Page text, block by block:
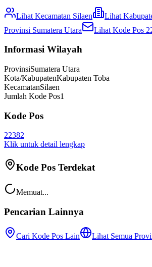
Lihat Kecamatan Silaen Lihat
Provinsi Sumatera Utara Lihat Kode Pos
Informasi Wilayah
ProvinsiSumatera Utara
Kota/KabupatenKabupaten Toba
KecamatanSilaen
Jumlah Kode Pos1
Kode Pos
22382
Klik untuk detail lengkap
Kode Pos Terdekat
Memuat...
Pencarian Lainnya
Cari Kode Pos Lain Lihat Semua